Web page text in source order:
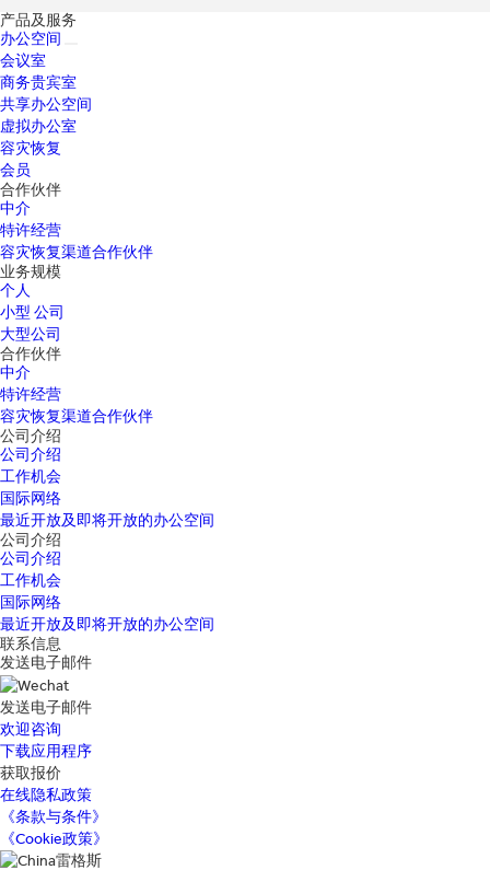
产品及服务
办公空间
会议室
商务贵宾室
共享办公空间
虚拟办公室
容灾恢复
会员
合作伙伴
中介
特许经营
容灾恢复渠道合作伙伴
业务规模
个人
小型 公司
大型公司
合作伙伴
中介
特许经营
容灾恢复渠道合作伙伴
公司介绍
公司介绍
工作机会
国际网络
最近开放及即将开放的办公空间
公司介绍
公司介绍
工作机会
国际网络
最近开放及即将开放的办公空间
联系信息
发送电子邮件
发送电子邮件
欢迎咨询
下载应用程序
获取报价
在线隐私政策
《条款与条件》
《Cookie政策》